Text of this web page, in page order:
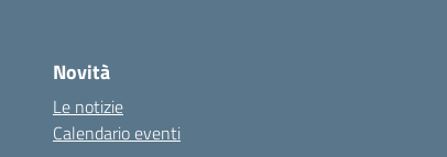
Novità
Le notizie
Calendario eventi